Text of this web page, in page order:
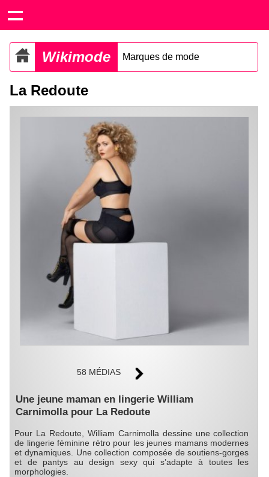
Wikimode Marques de mode
La Redoute
58 MÉDIAS
Une jeune maman en lingerie William
Carnimolla pour La Redoute
Pour La Redoute, William Carnimolla dessine une collection
de lingerie féminine rétro pour les jeunes mamans modernes
et dynamiques. Une collection composée de soutiens-gorges
et de pantys au design sexy qui s’adapte à toutes les
morphologies.